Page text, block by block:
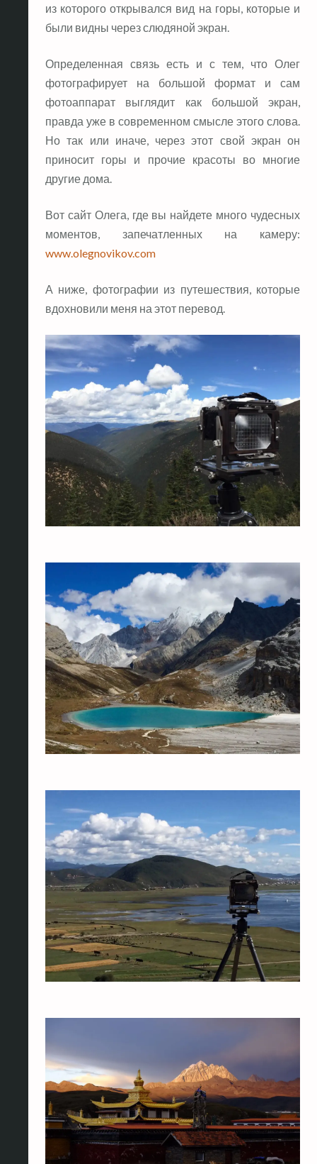
из которого открывался вид на горы, которые и
были видны через слюдяной экран.
Определенная связь есть и с тем, что Олег
фотографирует на большой формат и сам
фотоаппарат выглядит как большой экран,
правда уже в современном смысле этого слова.
Но так или иначе, через этот свой экран он
приносит горы и прочие красоты во многие
другие дома.
Вот сайт Олега, где вы найдете много чудесных
моментов, запечатленных на камеру:
www.olegnovikov.com
А ниже, фотографии из путешествия, которые
вдохновили меня на этот перевод.